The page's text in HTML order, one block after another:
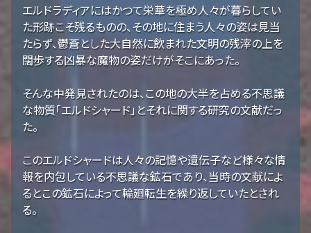
エルドラディアにはかつて栄華を極め人々が暮らしてい
た形跡こそ残るものの、その地に住まう人々の姿は見当
たらず、鬱蒼とした大自然に飲まれた文明の残滓の上を
闊歩する凶暴な魔物の姿だけがそこにあった。
そんな中発見されたのは、この地の大半を占める不思議
な物質「エルドシャード」とそれに関する研究の文献だっ
た。
このエルドシャードは人々の記憶や遺伝子など様々な情
報を内包している不思議な鉱石であり、当時の文献によ
るとこの鉱石によって輪廻転生を繰り返していたとされ
る。